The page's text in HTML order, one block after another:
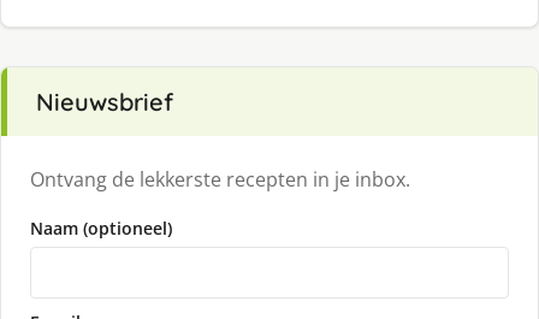
Nieuwsbrief
Ontvang de lekkerste recepten in je inbox.
Naam (optioneel)